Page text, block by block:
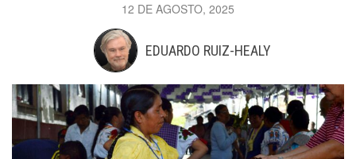
12 DE AGOSTO, 2025
EDUARDO RUIZ-HEALY